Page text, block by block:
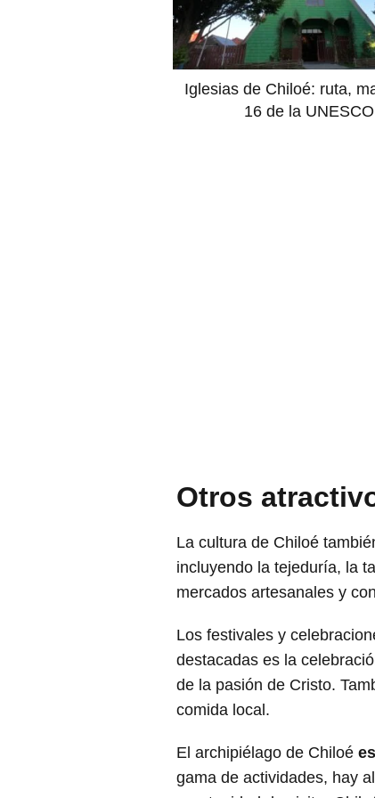
Iglesias de Chiloé: ruta,
16 de la UNESCO
Otros
La cultura de Chiloé
incluyendo la tejeduría, la
mercados artesanales y
Los festivales y
destacadas es la
de la pasión de Cristo.
comida local.
El archipiélago de Chiloé
gama de actividades, hay